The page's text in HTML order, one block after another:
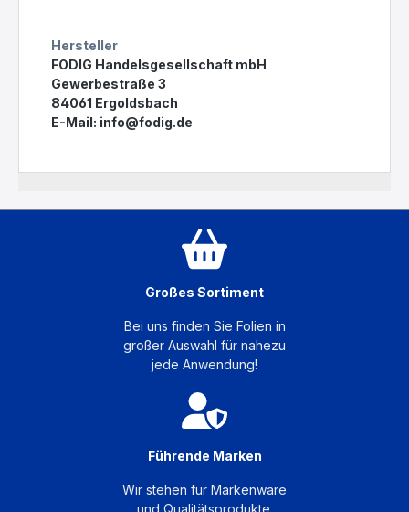
Hersteller
FODIG Handelsgesellschaft mbH
Gewerbestraße 3
84061 Ergoldsbach
E-Mail: info@fodig.de
Großes Sortiment
Bei uns finden Sie Folien in
großer Auswahl für nahezu
jede Anwendung!
Führende Marken
Wir stehen für Markenware